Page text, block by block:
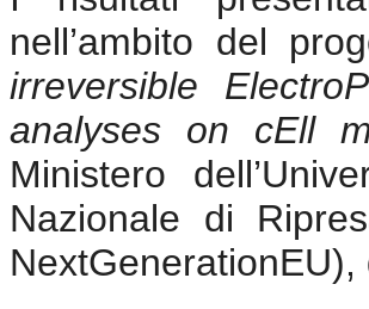
nell’ambito del
irreversible
analyses on cEll
Ministero
Nazionale di
NextGenerationEU),